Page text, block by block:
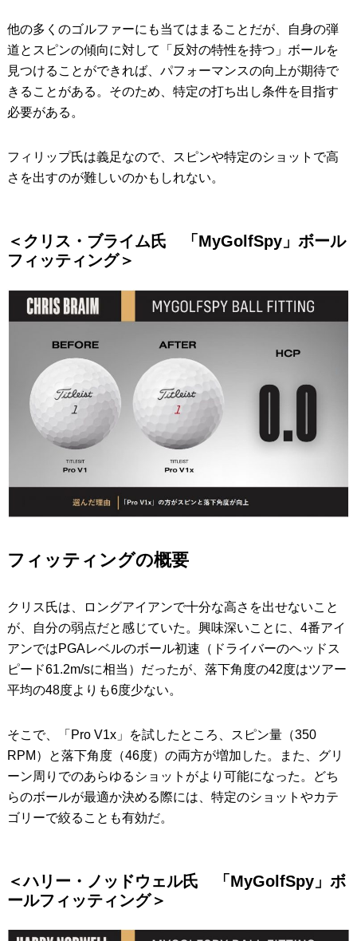
他の多くのゴルファーにも当てはまることだが、自身の弾
道とスピンの傾向に対して「反対の特性を持つ」ボールを
見つけることができれば、パフォーマンスの向上が期待で
きることがある。そのため、特定の打ち出し条件を目指す
必要がある。
フィリップ氏は義足なので、スピンや特定のショットで高
さを出すのが難しいのかもしれない。
＜クリス・ブライム氏 「MyGolfSpy」ボール
フィッティング＞
フィッティングの概要
クリス氏は、ロングアイアンで十分な高さを出せないこと
が、自分の弱点だと感じていた。興味深いことに、4番アイ
アンではPGAレベルのボール初速（ドライバーのヘッドス
ピード61.2m/sに相当）だったが、落下角度の42度はツアー
平均の48度よりも6度少ない。
そこで、「Pro V1x」を試したところ、スピン量（350
RPM）と落下角度（46度）の両方が増加した。また、グリ
ーン周りでのあらゆるショットがより可能になった。どち
らのボールが最適か決める際には、特定のショットやカテ
ゴリーで絞ることも有効だ。
＜ハリー・ノッドウェル氏 「MyGolfSpy」ボ
ールフィッティング＞